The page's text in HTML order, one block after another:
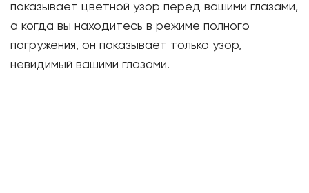
показывает цветной узор перед вашими глазами,
а когда вы находитесь в режиме полного
погружения, он показывает только узор,
невидимый вашими глазами.